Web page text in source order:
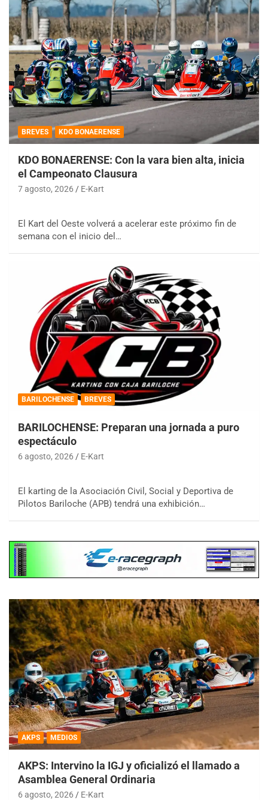
BREVES KDO BONAERENSE
KDO BONAERENSE: Con la vara bien alta, inicia
el Campeonato Clausura
7 agosto, 2026 E-Kart
El Kart del Oeste volverá a acelerar este próximo fin de
semana con el inicio del…
BARILOCHENSE BREVES
BARILOCHENSE: Preparan una jornada a puro
espectáculo
6 agosto, 2026 E-Kart
El karting de la Asociación Civil, Social y Deportiva de
Pilotos Bariloche (APB) tendrá una exhibición…
AKPS MEDIOS
AKPS: Intervino la IGJ y oficializó el llamado a
Asamblea General Ordinaria
6 agosto, 2026 E-Kart